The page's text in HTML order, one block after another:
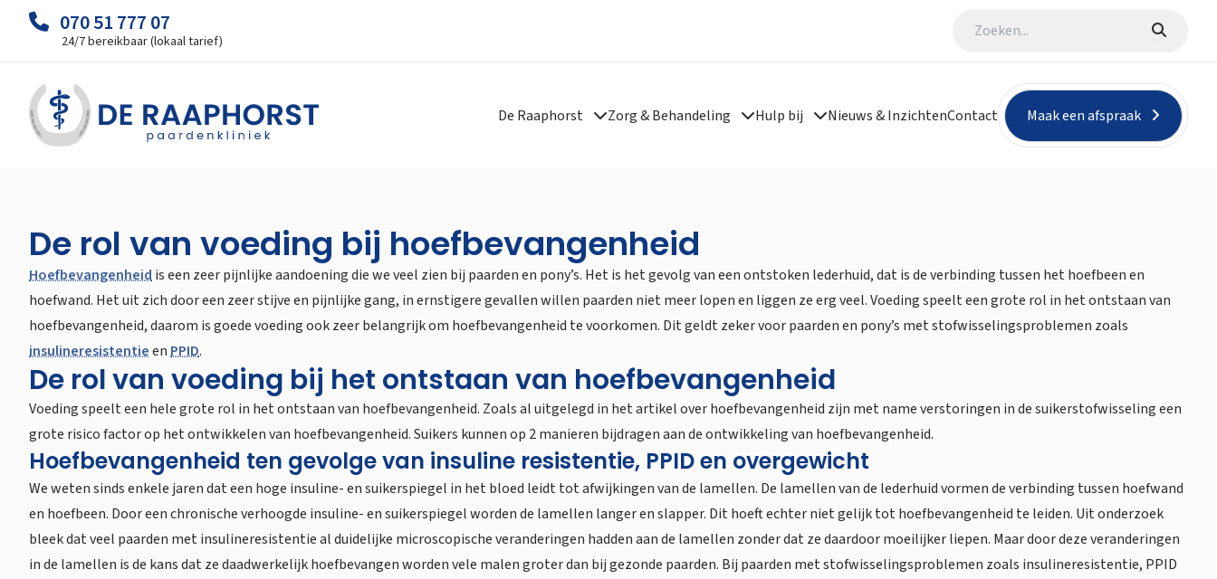
070 51 777 07
24/7 bereikbaar (lokaal tarief)
De Raaphorst Zorg & Behandeling Hulp bij Nieuws & InzichtenContact Maak een afspraak
De rol van voeding bij hoefbevangenheid
Hoefbevangenheidis een zeer pijnlijke aandoening die we veel zien bij paarden en pony’s. Het is het gevolg van een ontstoken lederhuid, dat is de verbinding tussen het hoefbeen en
hoefwand. Het uit zich door een zeer stijve en pijnlijke gang, in ernstigere gevallen willen paarden niet meer lopen en liggen ze erg veel. Voeding speelt een grote rol in het ontstaan van
hoefbevangenheid, daarom is goede voeding ook zeer belangrijk om hoefbevangenheid te voorkomen. Dit geldt zeker voor paarden en pony’s met stofwisselingsproblemen zoals
insulineresistentieenPPID.
De rol van voeding bij het ontstaan van hoefbevangenheid
Voeding speelt een hele grote rol in het ontstaan van hoefbevangenheid. Zoals al uitgelegd in het artikel over hoefbevangenheid zijn met name verstoringen in de suikerstofwisseling een
grote risico factor op het ontwikkelen van hoefbevangenheid. Suikers kunnen op 2 manieren bijdragen aan de ontwikkeling van hoefbevangenheid.
Hoefbevangenheid ten gevolge van insuline resistentie, PPID en overgewicht
We weten sinds enkele jaren dat een hoge insuline- en suikerspiegel in het bloed leidt tot afwijkingen van de lamellen. De lamellen van de lederhuid vormen de verbinding tussen hoefwand
en hoefbeen. Door een chronische verhoogde insuline- en suikerspiegel worden de lamellen langer en slapper. Dit hoeft echter niet gelijk tot hoefbevangenheid te leiden. Uit onderzoek
bleek dat veel paarden met insulineresistentie al duidelijke microscopische veranderingen hadden aan de lamellen zonder dat ze daardoor moeilijker liepen. Maar door deze veranderingen
in de lamellen is de kans dat ze daadwerkelijk hoefbevangen worden vele malen groter dan bij gezonde paarden. Bij paarden met stofwisselingsproblemen zoals insulineresistentie, PPID